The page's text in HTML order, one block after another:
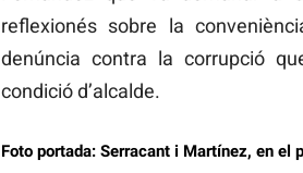
reflexionés sobre la
denúncia contra la corrupció
condició d’alcalde.
Foto portada: Serracant i Martínez, en el